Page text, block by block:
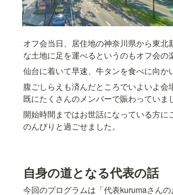
オフ会当日、居住地の神奈川県から東
な土地に足を運べるというのもオフ会の
仙台に着いて早速、牛タンを食べに向か
腹ごしらえも済んだところでいよいよ
既にたくさんのメンバーで賑わっていま
開始時間まではお世話になっている方に
のんびりと過ごせました。
自身の道となる代表の話
今回のプログラムは「代表kurumaさん